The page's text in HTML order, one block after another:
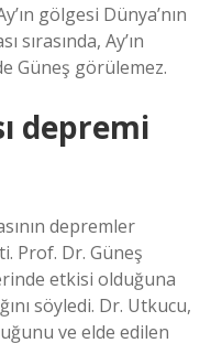
gölgesi Dünya’nın
Ay’ın
Güneş görülemez.
depremi
depremler
Prof. Dr. Güneş
etkisi olduğuna
söyledi. Dr. Utkucu,
ve elde edilen